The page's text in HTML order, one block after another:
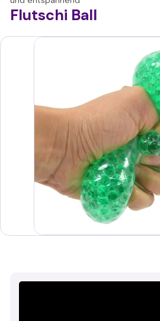
a
n
Flutschi Ball